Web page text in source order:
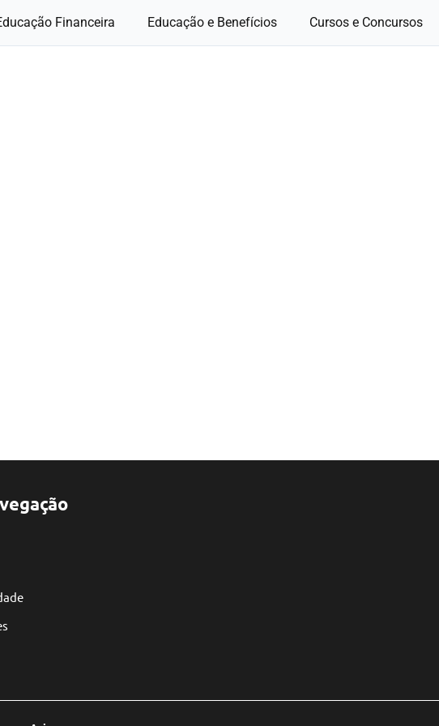
Financeira Educação e Benefícios Cursos e Concursos